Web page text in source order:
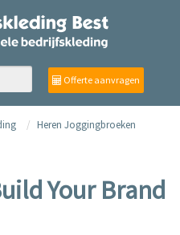
Offerte aanvragen
Heren Joggingbroeken
Your Brand